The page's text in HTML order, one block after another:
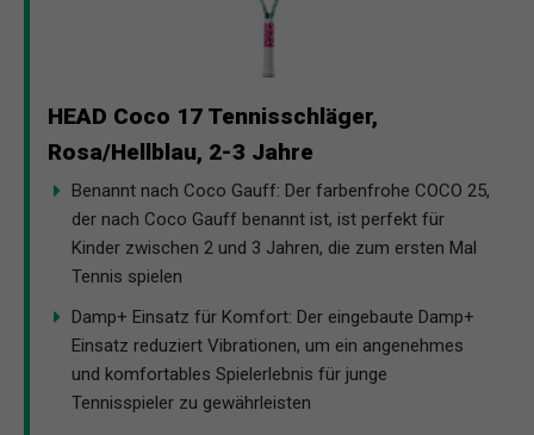
HEAD Coco 17 Tennisschläger,
Rosa/Hellblau, 2-3 Jahre
Benannt nach Coco Gauff: Der farbenfrohe COCO 25,
der nach Coco Gauff benannt ist, ist perfekt für
Kinder zwischen 2 und 3 Jahren, die zum ersten Mal
Tennis spielen
Damp+ Einsatz für Komfort: Der eingebaute Damp+
Einsatz reduziert Vibrationen, um ein angenehmes
und komfortables Spielerlebnis für junge
Tennisspieler zu gewährleisten